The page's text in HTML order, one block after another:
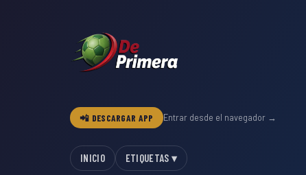
📲 DESCARGAR APP Entrar desde el navegador →
INICIO ETIQUETAS ▾